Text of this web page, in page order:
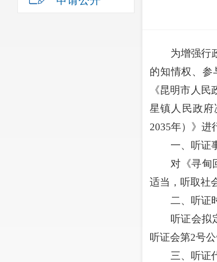
为增强行
的知情权、参
《昆明市人
星镇人民政
2035年）》进
一、听证
对《寻甸
适当，听取社
二、听证
听证会拟
听证会第2号
三、听证